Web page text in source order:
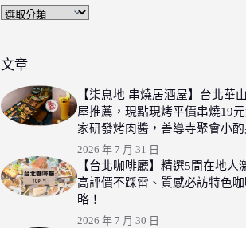
文
類
文章
【柒息地 串燒居酒屋】台北華
屋推薦，現點現烤平價串燒19
家研發烤肉醬，善導寺聚會小酌
2026 年 7 月 31 日
【台北咖啡廳】精選5間在地人
高評價不踩雷、質感必訪特色
略！
2026 年 7 月 30 日